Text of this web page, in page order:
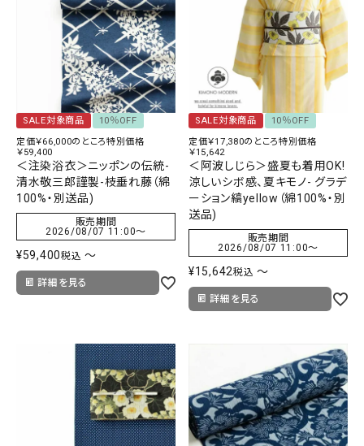
SALE対象商品
10％OFF
定価￥66,000のところ特別価格
￥59,400
＜注染浴衣＞ニッポンの伝統-
清水敬三郎謹製-枝垂れ藤（綿
100%・別送品)
販売期間
2026/08/07 11:00〜
¥59,400税込 〜
詳細を見る
SALE対象商品
10％OFF
定価￥17,380のところ特別価格
￥15,642
＜阿波しじら＞盛夏も着用OK!
涼しいシボ感、夏キモノ- グラデ
ーション縞yellow（綿100%・別
送品)
販売期間
2026/08/07 11:00〜
¥15,642税込 〜
詳細を見る